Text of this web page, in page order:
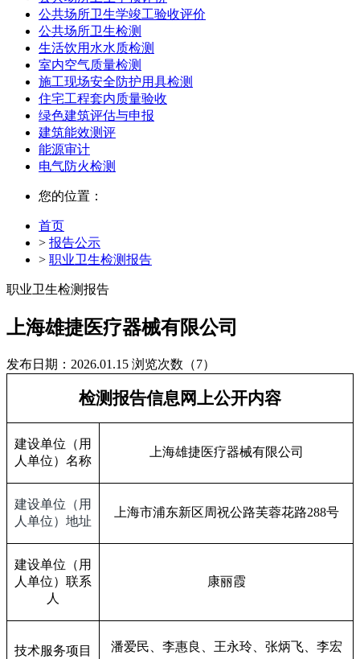
公共场所卫生学竣工验收评价
公共场所卫生检测
生活饮用水水质检测
室内空气质量检测
施工现场安全防护用具检测
住宅工程套内质量验收
绿色建筑评估与申报
建筑能效测评
能源审计
电气防火检测
您的位置：
首页
> 报告公示
> 职业卫生检测报告
职业卫生检测报告
上海雄捷医疗器械有限公司
发布日期：2026.01.15 浏览次数（7）
检测报告信息网上公开内容
建设单位（用
人单位）名称
上海雄捷医疗器械有限公司
建设单位（用
人单位）地址
上海市浦东新区周祝公路芙蓉花路288号
建设单位（用
人单位）联系
人
康丽霞
技术服务项目
潘爱民、李惠良、王永玲、张炳飞、李宏